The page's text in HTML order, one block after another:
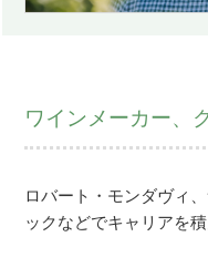
ワインメーカー、
ロバート・モンダヴィ
ックなどでキャリアを積